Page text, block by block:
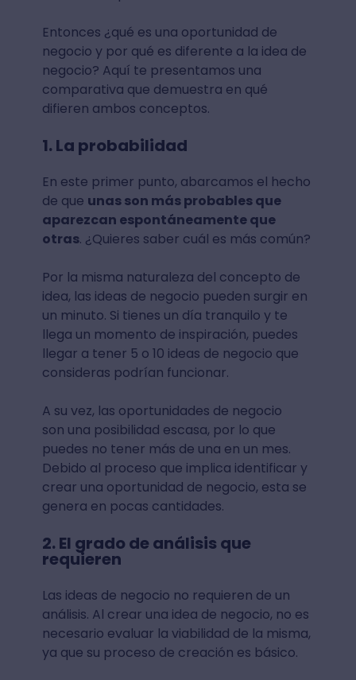
Entonces ¿qué es una oportunidad de
negocio y por qué es diferente a la idea de
negocio? Aquí te presentamos una
comparativa que demuestra en qué
difieren ambos conceptos.
1. La probabilidad
En este primer punto, abarcamos el hecho
de que unas son más probables que
aparezcan espontáneamente que
otras. ¿Quieres saber cuál es más común?
Por la misma naturaleza del concepto de
idea, las ideas de negocio pueden surgir en
un minuto. Si tienes un día tranquilo y te
llega un momento de inspiración, puedes
llegar a tener 5 o 10 ideas de negocio que
consideras podrían funcionar.
A su vez, las oportunidades de negocio
son una posibilidad escasa, por lo que
puedes no tener más de una en un mes.
Debido al proceso que implica identificar y
crear una oportunidad de negocio, esta se
genera en pocas cantidades.
2. El grado de análisis que
requieren
Las ideas de negocio no requieren de un
análisis. Al crear una idea de negocio, no es
necesario evaluar la viabilidad de la misma,
ya que su proceso de creación es básico.